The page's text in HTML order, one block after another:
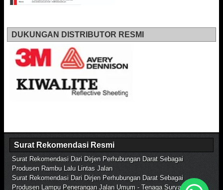
DUKUNGAN DISTRIBUTOR RESMI
Surat Rekomendasi Resmi
Surat Rekomendasi Dari Dirjen Perhubungan Darat Sebagai
Produsen Rambu Lalu Lintas Jalan
Surat Rekomendasi Dari Dirjen Perhubungan Darat Sebagai
Produsen Lampu Penerangan Jalan Umum - Tenaga Surya